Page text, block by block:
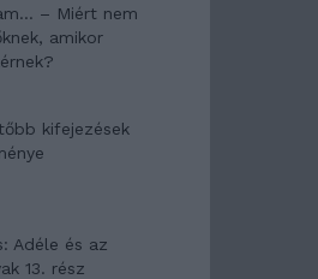
– Miért nem
amikor
kifejezések
Adéle és az
13. rész